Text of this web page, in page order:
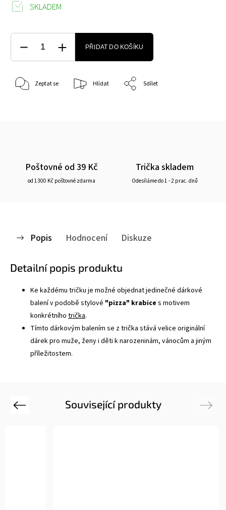
SKLADEM
PŘIDAT DO KOŠÍKU
Zeptat se Hlídat Sdílet
Poštovné od 39 Kč
od 1300 Kč poštovné zdarma
Trička skladem
Odesíláme do 1 - 2 prac. dnů
Popis Hodnocení Diskuze
Detailní popis produktu
Ke každému tričku je možné objednat jedinečné dárkové
balení v podobě stylové "pizza" krabice s motivem
konkrétního trička.
Tímto dárkovým balením se z trička stává velice originální
dárek pro muže, ženy i děti k narozeninám, vánocům a jiným
příležitostem.
Související produkty
Previous Next